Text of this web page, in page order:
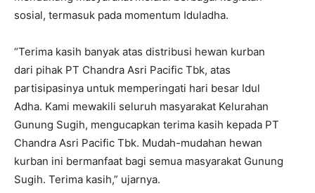
sosial, termasuk pada momentum Iduladha.
“Terima kasih banyak atas distribusi hewan kurban
dari pihak PT Chandra Asri Pacific Tbk, atas
partisipasinya untuk memperingati hari besar Idul
Adha. Kami mewakili seluruh masyarakat Kelurahan
Gunung Sugih, mengucapkan terima kasih kepada PT
Chandra Asri Pacific Tbk. Mudah-mudahan hewan
kurban ini bermanfaat bagi semua masyarakat Gunung
Sugih. Terima kasih,” ujarnya.